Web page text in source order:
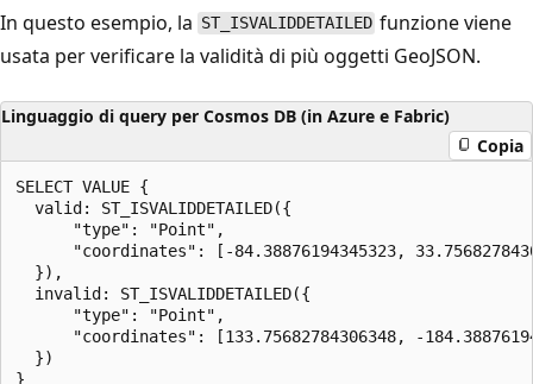
In questo esempio, la ST_ISVALIDDETAILED funzione viene
usata per verificare la validità di più oggetti GeoJSON.
Linguaggio di query per Cosmos DB (in Azure e Fabric)
Copia
SELECT VALUE {
  valid: ST_ISVALIDDETAILED({
      "type": "Point",
"coordinates": [-84.38876194345323,
  }),
  invalid: ST_ISVALIDDETAILED({
      "type": "Point",
"coordinates": [133.75682784306348, -
  })